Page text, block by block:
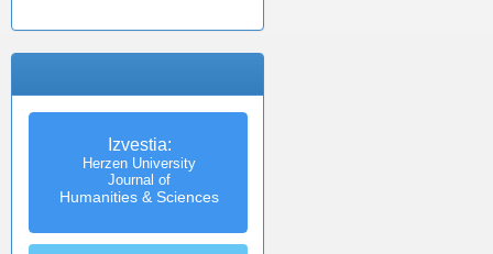
Izvestia:
Herzen University
Journal of
Humanities & Sciences